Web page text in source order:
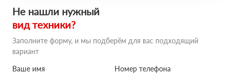
Не нашли нужный
вид техники?
Заполните форму, и мы подберём для вас подходящий
вариант
Ваше имя
Номер телефона